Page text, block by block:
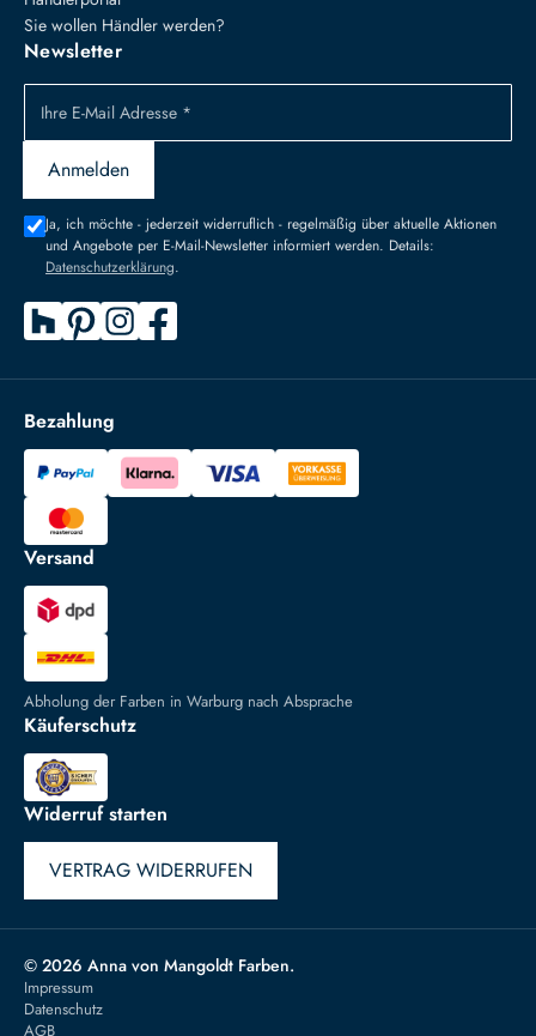
Sie wollen Händler werden?
Newsletter
Ihre E-Mail Adresse *
Anmelden
Ja, ich möchte - jederzeit widerruflich - regelmäßig über aktuelle Aktionen
und Angebote per E-Mail-Newsletter informiert werden. Details:
Datenschutzerklärung.
Bezahlung
Versand
Abholung der Farben in Warburg nach Absprache
Käuferschutz
Widerruf starten
VERTRAG WIDERRUFEN
© 2026 Anna von Mangoldt Farben.
Impressum
Datenschutz
AGB